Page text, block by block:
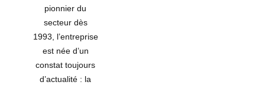
pionnier du
secteur dès
1993, l’entreprise
est née d’un
constat toujours
d’actualité : la